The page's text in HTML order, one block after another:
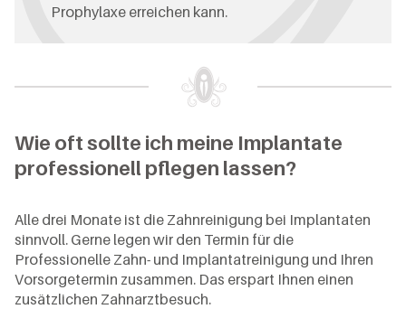
Prophylaxe erreichen kann.
Wie oft sollte ich meine Implantate
professionell pflegen lassen?
Alle drei Monate ist die Zahnreinigung bei Implantaten
sinnvoll. Gerne legen wir den Termin für die
Professionelle Zahn- und Implantatreinigung und Ihren
Vorsorgetermin zusammen. Das erspart Ihnen einen
zusätzlichen Zahnarztbesuch.